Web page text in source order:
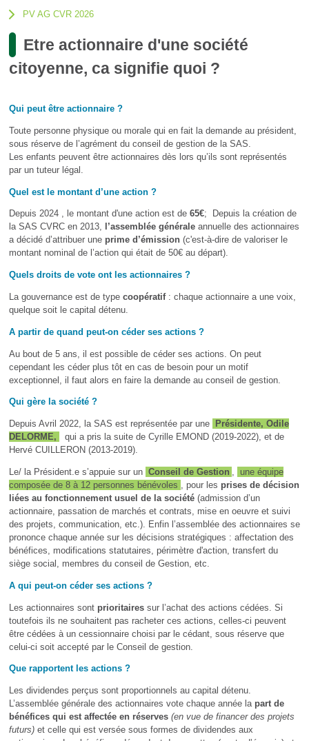
PV AG CVR 2026
Etre actionnaire d'une société
citoyenne, ca signifie quoi ?
Qui peut être actionnaire ?
Toute personne physique ou morale qui en fait la demande au président,
sous réserve de l’agrément du conseil de gestion de la SAS.
Les enfants peuvent être actionnaires dès lors qu’ils sont représentés
par un tuteur légal.
Quel est le montant d’une action ?
Depuis 2024 , le montant d'une action est de 65€; Depuis la création de
la SAS CVRC en 2013,
l’assemblée généraleannuelle des actionnaires
a décidé d’attribuer une prime d’émission(c'est-à-dire de valoriser le
montant nominal de l’action qui était de 50€ au départ).
Quels droits de vote ont les actionnaires ?
La gouvernance est de type coopératif : chaque actionnaire a une voix,
quelque soit le capital détenu.
A partir de quand peut-on céder ses actions ?
Au bout de 5 ans, il est possible de céder ses actions. On peut
cependant les céder plus tôt en cas de besoin pour un motif
exceptionnel, il faut alors en faire la demande au conseil de gestion.
Qui gère la société ?
Depuis Avril 2022, la SAS est représentée par une
Présidente, Odile
DELORME,
qui a pris la suite de Cyrille EMOND (2019-2022), et de
Hervé CUILLERON (2013-2019).
Le/ la Président.e s’appuie sur un Conseil de Gestion
une équipe
composée de 8 à 12 personnes bénévoles
, pour les prises de décision
liées au fonctionnement usuel de la société (admission d’un
actionnaire, passation de marchés et contrats, mise en oeuvre et suivi
des projets, communication, etc.). Enfin l’assemblée des actionnaires se
prononce chaque année sur les décisions stratégiques : affectation des
bénéfices, modifications statutaires, périmètre d'action, transfert du
siège social, membres du conseil de Gestion, etc.
A qui peut-on céder ses actions ?
Les actionnaires sont prioritaires sur l’achat des actions cédées. Si
toutefois ils ne souhaitent pas racheter ces actions, celles-ci peuvent
être cédées à un cessionnaire choisi par le cédant, sous réserve que
celui-ci soit accepté par le Conseil de gestion.
Que rapportent les actions ?
Les dividendes perçus sont proportionnels au capital détenu.
L’assemblée générale des actionnaires vote chaque année lapart de
bénéfices qui est affectée en réserves (en vue de financer des projets
futurs)et celle qui est versée sous formes de dividendes aux